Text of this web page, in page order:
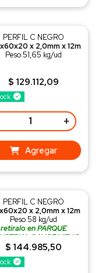
PERFIL C NEGRO
x 2,0mm x 12m
Peso 51,65 kg/ud
$ 129.112,09
+
Agregar
PERFIL C NEGRO
x 2,0mm x 12m
Peso 58 kg/ud
retiralo en PARQUE
SAUCE VIEJO
o recibilo con nuestro
REPARTO
$ 144.985,50